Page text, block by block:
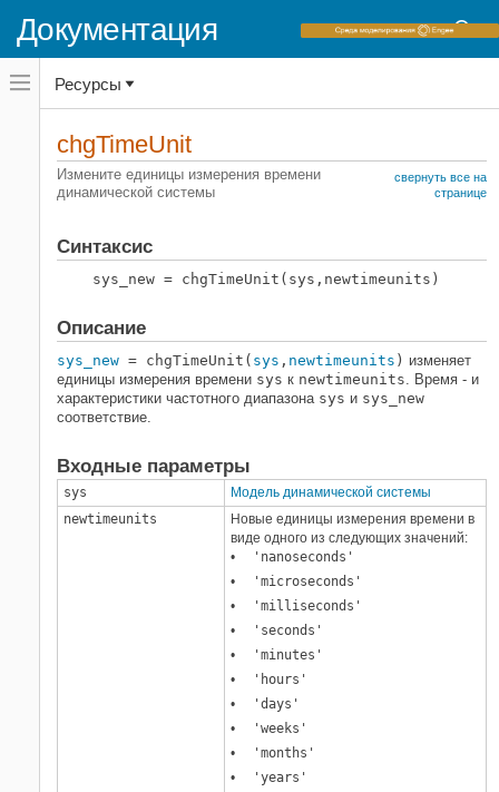
Документация
Переключатель
навигационного
меню
переключатель
навигационного
Control System Toolbox
Модели динамической системы
Атрибуты моделей
chgTimeUnit
Синтаксис
Описание
Входные параметры
Выходные аргументы
Советы
Смотрите также
Ресурсы
chgTimeUnit
Измените единицы измерения времени
динамической системы
свернуть все на
странице
Синтаксис
sys_new = chgTimeUnit(sys,newtimeunits)
Описание
sys_new = chgTimeUnit( sys , newtimeunits ) изменяет
единицы измерения времени sys к newtimeunits. Время - и
характеристики частотного диапазона sys и sys_new
соответствие.
Входные параметры
sys
Модель динамической системы
newtimeunits
Новые единицы измерения времени в
виде одного из следующих значений:
'nanoseconds'
'microseconds'
'milliseconds'
'seconds'
'minutes'
'hours'
'days'
'weeks'
'months'
'years'